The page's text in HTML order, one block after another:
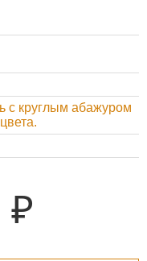
с круглым абажуром